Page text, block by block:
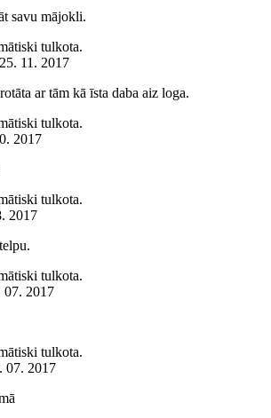
savu mājokli.
tulkota.
25. 11. 2017
ar tām kā īsta daba aiz loga.
tulkota.
2017
tulkota.
2017
tulkota.
07. 2017
tulkota.
07. 2017